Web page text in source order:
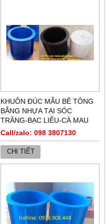
KHUÔN ĐÚC MẪU BÊ TÔNG
BẰNG NHỰA TẠI SÓC
TRĂNG-BẠC LIÊU-CÀ MAU
Call/zalo: 098 3807130
CHI TIẾT